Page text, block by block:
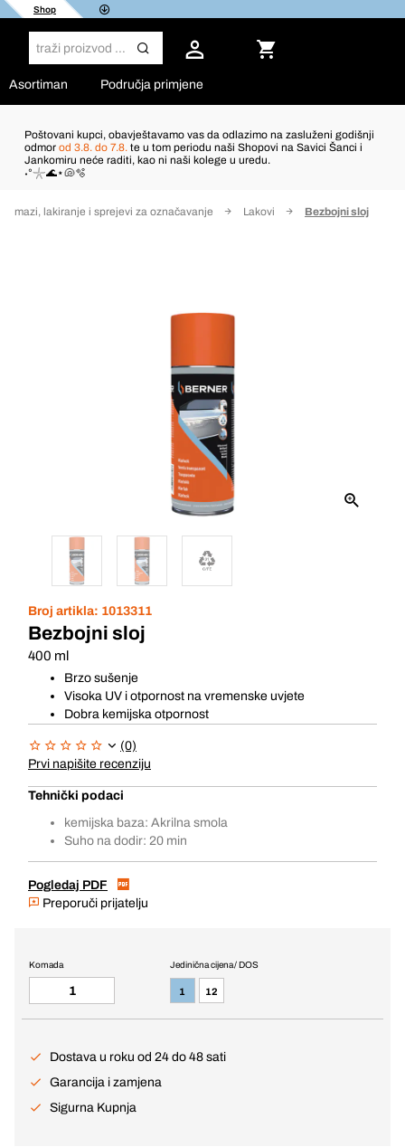
Shop
Asortiman Područja primjene
Poštovani kupci, obavještavamo vas da odlazimo na zasluženi godišnji
odmor od 3.8. do 7.8. te u tom periodu naši Shopovi na Savici Šanci i
Jankomiru neće raditi, kao ni naši kolege u uredu.
˖°𓇼🌊⋆🐚🫧
lakiranje i sprejevi za označavanje Lakovi Bezbojni sloj
Broj artikla: 1013311
Bezbojni sloj
400 ml
Brzo sušenje
Visoka UV i otpornost na vremenske uvjete
Dobra kemijska otpornost
(0)
Prvi napišite recenziju
Tehnički podaci
kemijska baza: Akrilna smola
Suho na dodir: 20 min
Pogledaj PDF
Preporuči prijatelju
Jedinična cijena / DOS
1 12
Komada
Dostava u roku od 24 do 48 sati
Garancija i zamjena
Sigurna Kupnja